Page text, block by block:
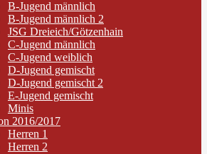
B-Jugend männlich
B-Jugend männlich 2
JSG Dreieich/Götzenhain
C-Jugend männlich
C-Jugend weiblich
D-Jugend gemischt
D-Jugend gemischt 2
E-Jugend gemischt
Minis
2016/2017
Herren 1
Herren 2